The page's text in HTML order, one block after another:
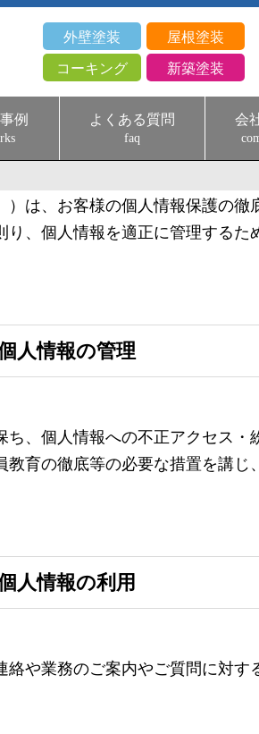
外壁塗装
屋根塗装
コーキング
新築塗装
例 よくある質問
faq
会
は、お客様の個人情報保護の
、個人情報を適正に管理する
人情報の管理
、個人情報への不正アクセス
育の徹底等の必要な措置を講
人情報の利用
や業務のご案内やご質問に対